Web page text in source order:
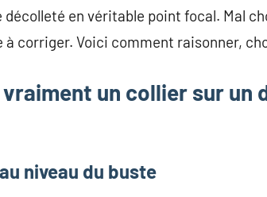
en véritable point focal. Mal
corriger. Voici comment raisonner,
un collier sur un
niveau du buste